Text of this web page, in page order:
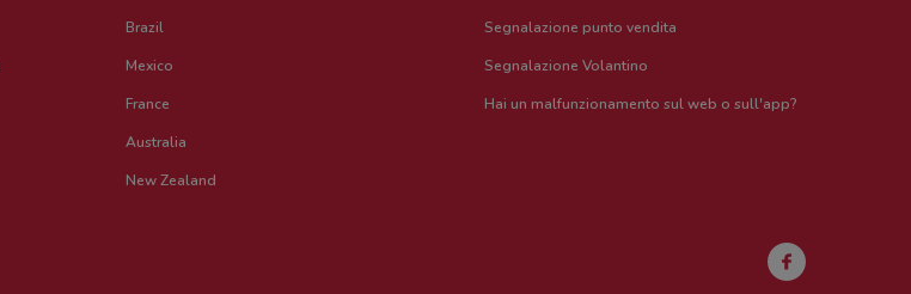
Brazil
Mexico
France
Australia
New Zealand
Segnalazione punto vendita
Segnalazione Volantino
Hai un malfunzionamento sul web o sull'app?